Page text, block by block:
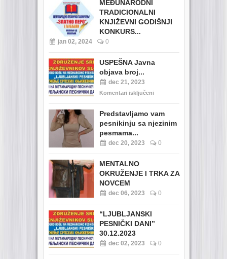
MEĐUNARODNI
TRADICIONALNI
KNJIŽEVNI GODIŠNJI
KONKURS...
jan 02, 2024 0
USPEŠNA Javna
objava broj...
dec 21, 2023
Komentari isključeni
Predstavljamo vam
pesnikinju sa njezinim
pesmama...
dec 20, 2023 0
MENTALNO
OKRUŽENJE I TRKA ZA
NOVCEM
dec 06, 2023 0
“LJUBLJANSKI
PESNIČKI DANI”
30.12.2023
dec 02, 2023 0